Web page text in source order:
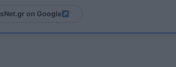
on Google